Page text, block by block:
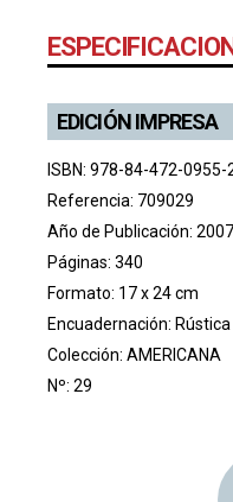
EDICIÓN IMPRESA
ISBN: 978-84-472-0955-
Referencia: 709029
Año de Publicación: 2007
Páginas: 340
Formato: 17 x 24 cm
Encuadernación: Rústica
Colección: AMERICANA
Nº: 29